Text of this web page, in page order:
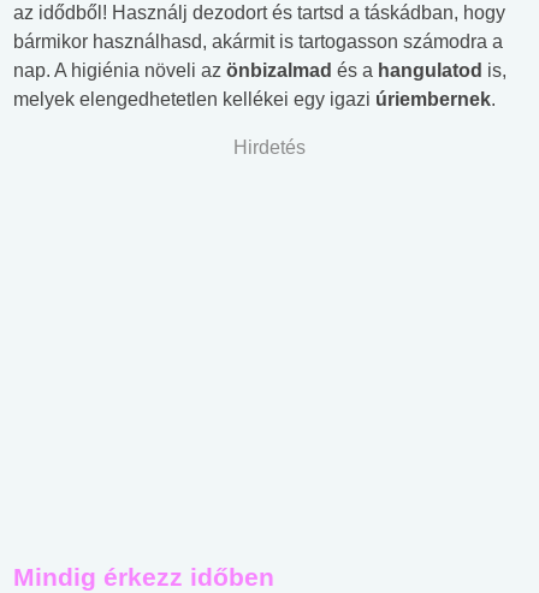
az idődből! Használj dezodort és tartsd a táskádban, hogy
bármikor használhasd, akármit is tartogasson számodra a
nap. A higiénia növeli az önbizalmad és a hangulatod is,
melyek elengedhetetlen kellékei egy igazi úriembernek.
Hirdetés
Mindig érkezz időben